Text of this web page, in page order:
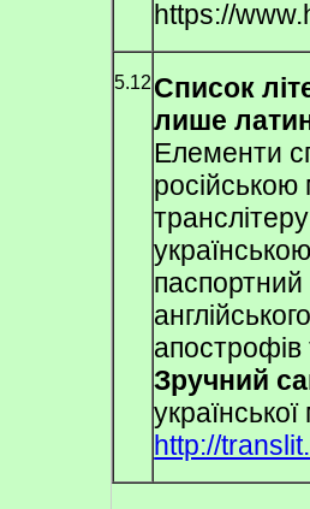
https://
5.12Список
лише
Елементи
апострофів
Зручний
http://